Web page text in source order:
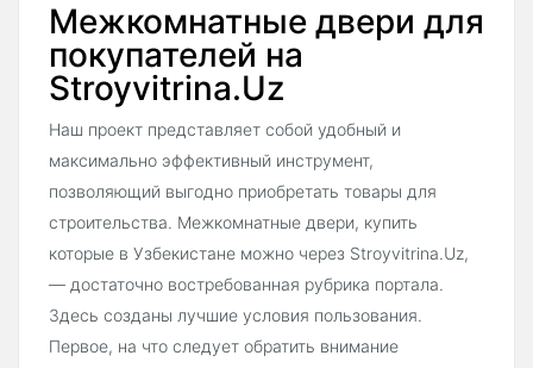
Межкомнатные двери для
покупателей на
Stroyvitrina.Uz
Наш проект представляет собой удобный и
максимально эффективный инструмент,
позволяющий выгодно приобретать товары для
строительства. Межкомнатные двери, купить
которые в Узбекистане можно через Stroyvitrina.Uz,
— достаточно востребованная рубрика портала.
Здесь созданы лучшие условия пользования.
Первое, на что следует обратить внимание